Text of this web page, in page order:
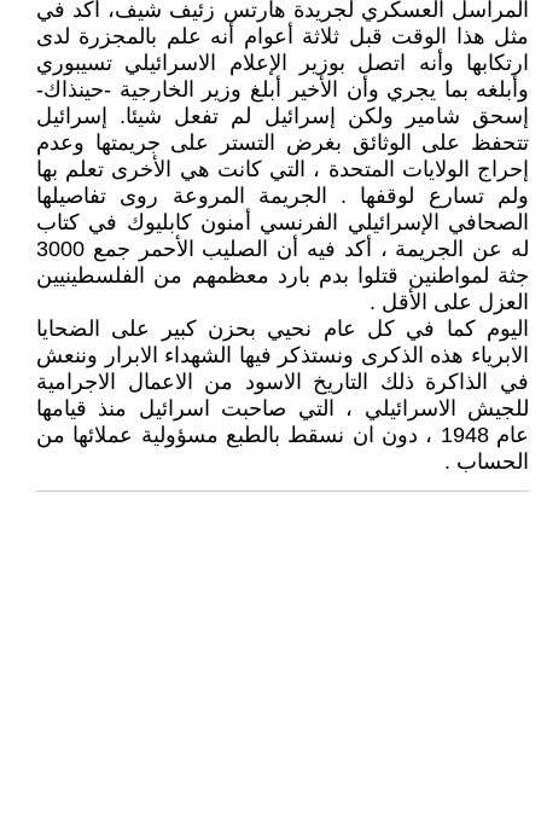
المراسل العسكري لجريدة هآرتس زئيف شيف، أكد في
مثل هذا الوقت قبل ثلاثة أعوام أنه علم بالمجزرة لدى
ارتكابها وأنه اتصل بوزير الإعلام الاسرائيلي تسيبوري
وأبلغه بما يجري وأن الأخير أبلغ وزير الخارجية -حينذاك-
إسحق شامير ولكن إسرائيل لم تفعل شيئا. إسرائيل
تتحفظ على الوثائق بغرض التستر على جريمتها وعدم
إحراج الولايات المتحدة ، التي كانت هي الأخرى تعلم بها
ولم تسارع لوقفها . الجريمة المروعة روى تفاصيلها
الصحافي الإسرائيلي الفرنسي أمنون كابليوك في كتاب
له عن الجريمة ، أكد فيه أن الصليب الأحمر جمع 3000
جثة لمواطنين قتلوا بدم بارد معظمهم من الفلسطينيين
العزل على الأقل .
اليوم كما في كل عام نحيي بحزن كبير على الضحايا
الابرياء هذه الذكرى ونستذكر فيها الشهداء الابرار وننعش
في الذاكرة ذلك التاريخ الاسود من الاعمال الاجرامية
للجيش الاسرائيلي ، التي صاحبت اسرائيل منذ قيامها
عام 1948 ، دون ان نسقط بالطبع مسؤولية عملائها من
الحساب .